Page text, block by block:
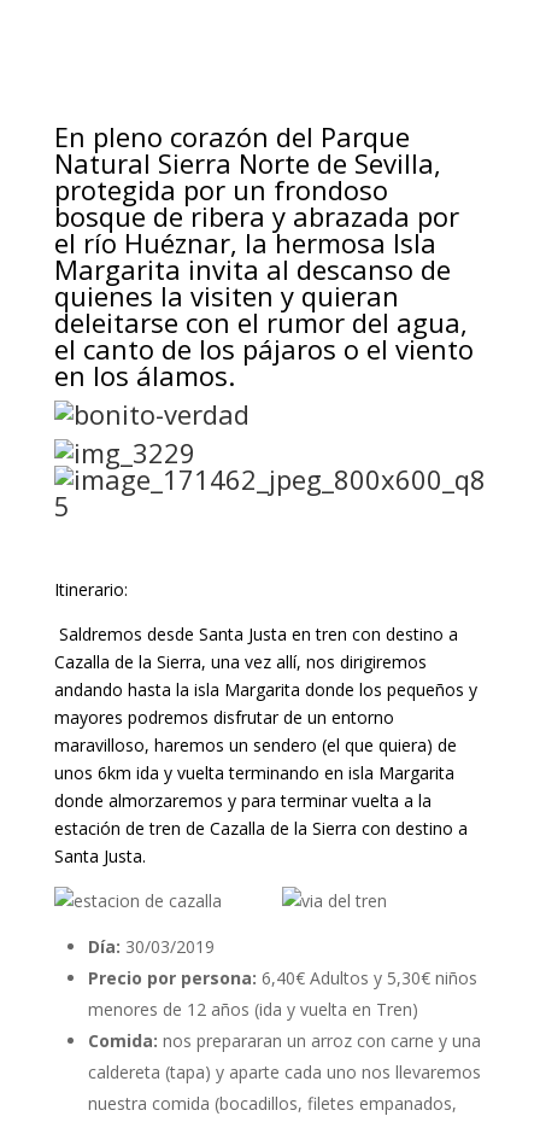
En pleno corazón del Parque
Natural Sierra Norte de Sevilla,
protegida por un frondoso
bosque de ribera y abrazada por
el río Huéznar, la hermosa Isla
Margarita invita al descanso de
quienes la visiten y quieran
deleitarse con el rumor del agua,
el canto de los pájaros o el viento
en los álamos.
Itinerario:
Saldremos desde Santa Justa en tren con destino a
Cazalla de la Sierra, una vez allí, nos dirigiremos
andando hasta la isla Margarita donde los pequeños y
mayores podremos disfrutar de un entorno
maravilloso, haremos un sendero (el que quiera) de
unos 6km ida y vuelta terminando en isla Margarita
donde almorzaremos y para terminar vuelta a la
estación de tren de Cazalla de la Sierra con destino a
Santa Justa.
Día: 30/03/2019
Precio por persona: 6,40€ Adultos y 5,30€ niños
menores de 12 años (ida y vuelta en Tren)
Comida: nos prepararan un arroz con carne y una
caldereta (tapa) y aparte cada uno nos llevaremos
nuestra comida (bocadillos, filetes empanados,